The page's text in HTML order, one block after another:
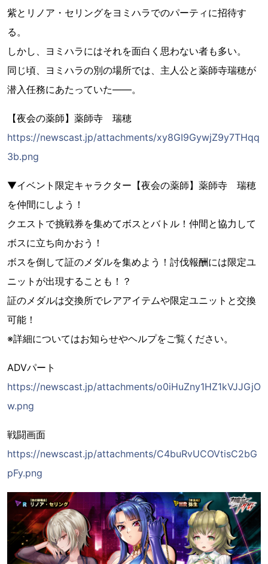
紫とリノア・セリングをヨミハラでのパーティに招待す
る。
しかし、ヨミハラにはそれを面白く思わない者も多い。
同じ頃、ヨミハラの別の場所では、主人公と薬師寺瑞穂が
潜入任務にあたっていた――。
【夜会の薬師】薬師寺 瑞穂
https://newscast.jp/attachments/xy8GI9GywjZ9y7THqq
3b.png
▼イベント限定キャラクター【夜会の薬師】薬師寺 瑞穂
を仲間にしよう！
クエストで挑戦券を集めてボスとバトル！仲間と協力して
ボスに立ち向かおう！
ボスを倒して証のメダルを集めよう！討伐報酬には限定ユ
ニットが出現することも！？
証のメダルは交換所でレアアイテムや限定ユニットと交換
可能！
※詳細についてはお知らせやヘルプをご覧ください。
ADVパート
https://newscast.jp/attachments/o0iHuZny1HZ1kVJJGjO
w.png
戦闘画面
https://newscast.jp/attachments/C4buRvUCOVtisC2bG
pFy.png